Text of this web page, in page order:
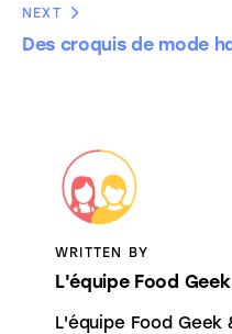
NEXT
Des croquis de mode
WRITTEN BY
L'équipe Food
L'équipe Food